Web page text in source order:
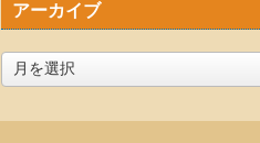
アーカイブ